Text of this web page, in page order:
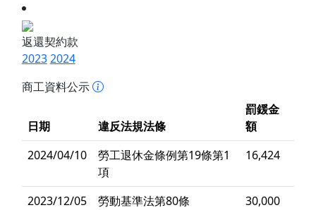
返還契約款
20232024
商工資料公示
日期 違反法規法條
罰鍰金
額
2024/04/10
勞工退休金條例第19條第1
項
16,424
2023/12/05 勞動基準法第80條 30,000